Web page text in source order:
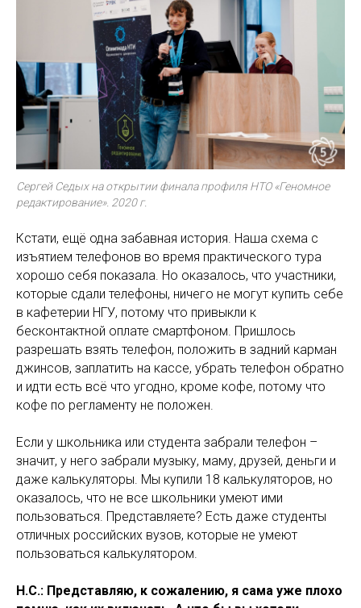
Сергей Седых на открытии финала профиля НТО «Геномное
редактирование». 2020 г.
Кстати, ещё одна забавная история. Наша схема с
изъятием телефонов во время практического тура
хорошо себя показала. Но оказалось, что участники,
которые сдали телефоны, ничего не могут купить себе
в кафетерии НГУ, потому что привыкли к
бесконтактной оплате смартфоном. Пришлось
разрешать взять телефон, положить в задний карман
джинсов, заплатить на кассе, убрать телефон обратно
и идти есть всё что угодно, кроме кофе, потому что
кофе по регламенту не положен.
Если у школьника или студента забрали телефон –
значит, у него забрали музыку, маму, друзей, деньги и
даже калькуляторы. Мы купили 18 калькуляторов, но
оказалось, что не все школьники умеют ими
пользоваться. Представляете? Есть даже студенты
отличных российских вузов, которые не умеют
пользоваться калькулятором.
Н.С.: Представляю, к сожалению, я сама уже плохо